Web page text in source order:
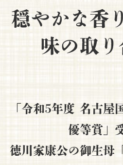
穏やかな香
味の取り
「令和5年度 名古屋
優等賞」
徳川家康公の御生母